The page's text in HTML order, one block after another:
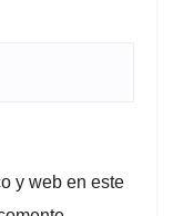
y web en este